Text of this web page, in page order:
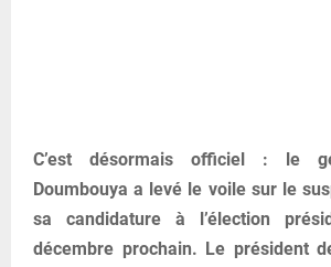
C’est désormais officiel : le
Doumbouya a levé le voile sur le
sa candidature à l’élection
décembre prochain. Le président